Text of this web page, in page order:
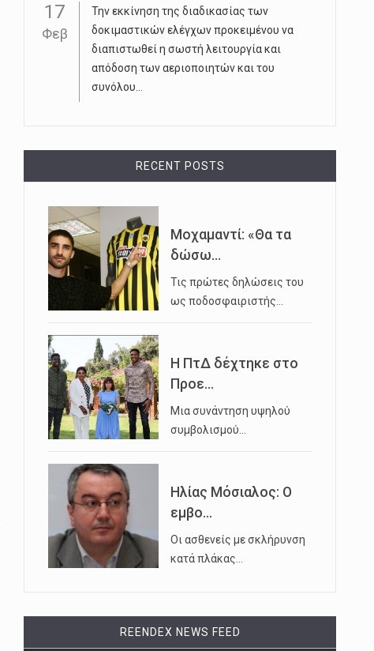
17
Φεβ
Την εκκίνηση της διαδικασίας των
δοκιμαστικών ελέγχων προκειμένου να
διαπιστωθεί η σωστή λειτουργία και
απόδοση των αεριοποιητών και του
συνόλου...
RECENT POSTS
Μοχαμαντί: «Θα τα
δώσω...
Τις πρώτες δηλώσεις του
ως ποδοσφαιριστής…
Η ΠτΔ δέχτηκε στο
Προε...
Μια συνάντηση υψηλού
συμβολισμού…
Ηλίας Μόσιαλος: Ο
εμβο...
Οι ασθενείς με σκλήρυνση
κατά πλάκας…
REENDEX NEWS FEED